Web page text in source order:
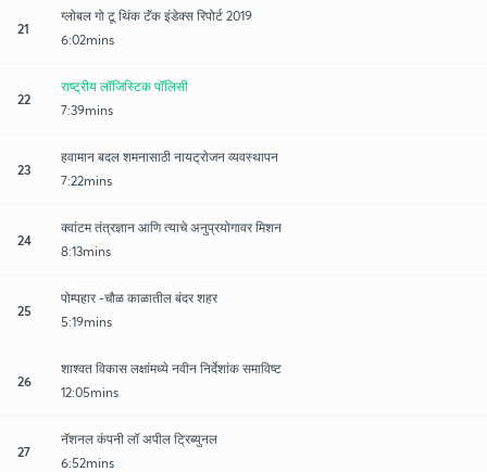
21
ग्लोबल गो टू थिंक टॅंक इंडेक्स रिपोर्ट 2019
6:02mins
22
राष्ट्रीय लॉजिस्टिक पॉलिसी
7:39mins
23
हवामान बदल शमनासाठी नायट्रोजन व्यवस्थापन
7:22mins
24
क्वांटम तंत्रज्ञान आणि त्याचे अनुप्रयोगावर मिशन
8:13mins
25
पोम्पहार -चौळ काळातील बंदर शहर
5:19mins
26
शाश्वत विकास लक्षांमध्ये नवीन निर्देशांक समाविष्ट
12:05mins
27
नॅशनल कंपनी लॉ अपील ट्रिब्युनल
6:52mins